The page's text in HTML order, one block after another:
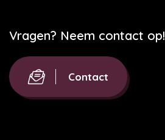
Vragen? Neem contact op!
Contact